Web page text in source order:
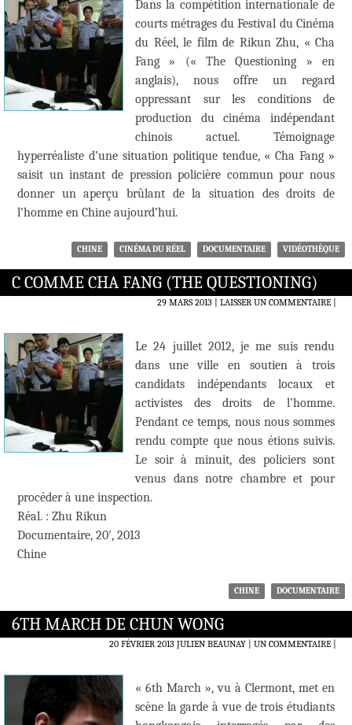
Dans la compétition internationale de
courts métrages du Festival du Cinéma
du Réel, le film de Rikun Zhu, « Cha
Fang » (« The Questioning » en
anglais), nous offre un regard
oppressant sur les conditions de
production du cinéma indépendant
chinois actuel. Témoignage
hyperréaliste d’une situation politique tendue, « Cha Fang »
saisit un instant de pression policière commun pour nous
donner un aperçu brûlant de la situation des droits de
l’homme en Chine aujourd’hui.
CHINE CINÉMA DU RÉEL DOCUMENTAIRE VIDÉOTHÈQUE
C COMME CHA FANG (THE QUESTIONING)
29 MARS 2013 LAISSER UN COMMENTAIRE|
Le 24 juillet 2012, je me suis rendu
dans une ville en soutien à trois
candidats indépendants locaux et
activistes des droits de l’homme.
Pendant ce temps, nous nous sommes
rendu compte que nous étions suivis.
Le soir à minuit, des policiers sont
venus dans notre chambre et pour
procéder à une inspection.
Réal. : Zhu Rikun
Documentaire, 20′, 2013
Chine
CHINE DOCUMENTAIRE
6TH MARCH DE CHUN WONG
20 FÉVRIER 2013 JULIEN BEAUNAY UN COMMENTAIRE|
« 6th March », vu à Clermont, met en
scène la garde à vue de trois étudiants